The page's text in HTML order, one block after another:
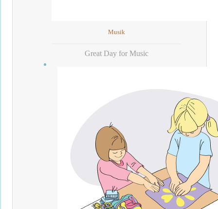
Musik
Great Day for Music